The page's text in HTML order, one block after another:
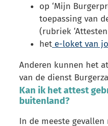
op ‘Mijn
toepassing van
(rubriek
het e-loket van
Anderen kunnen het
van de dienst
Kan ik het attest
buitenland?
In de meeste